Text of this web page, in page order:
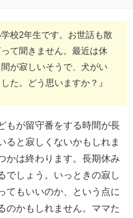
校2年生です。お世話も散
て聞きません。最近は休
が寂しいそうで、犬がい
た。どう思いますか？』
もが留守番をする時間が長
ると寂しくないかもしれま
かは終わります。長期休み
でしょう。いっときの寂し
てもいいのか、という点に
のかもしれません。ママた